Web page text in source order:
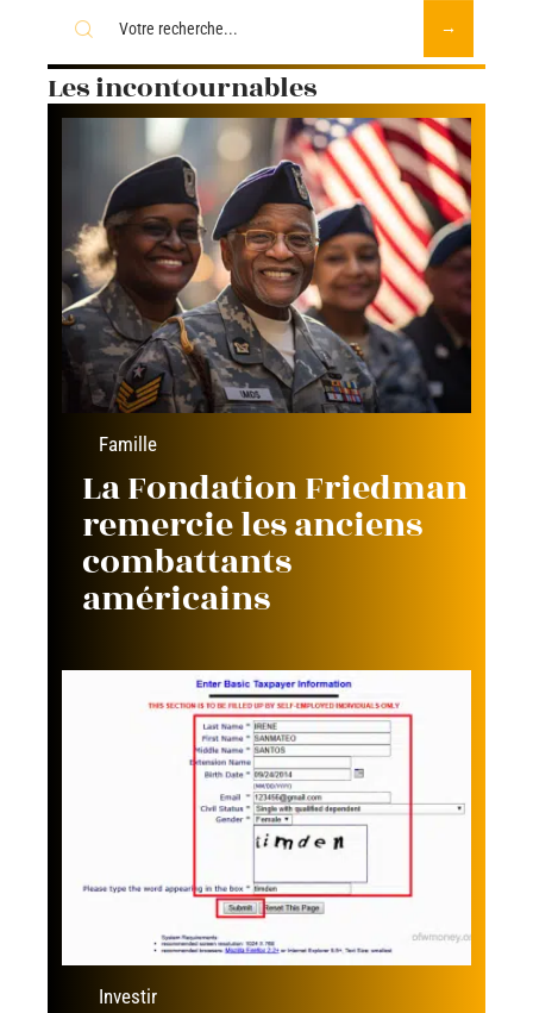
Les incontournables
Famille
La Fondation Friedman
remercie les anciens
combattants
américains
Investir